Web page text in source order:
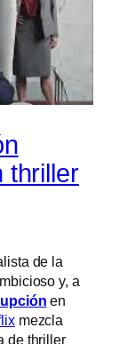
thriller
de la
y, a
en
mezcla
de thriller